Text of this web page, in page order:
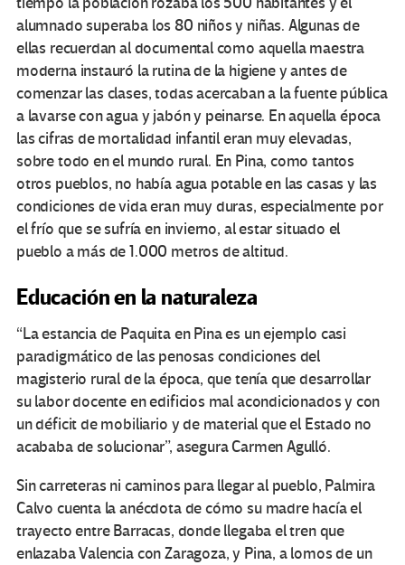
alumnado superaba los 80 niños y niñas. Algunas de
ellas recuerdan al documental como aquella maestra
moderna instauró la rutina de la higiene y antes de
comenzar las clases, todas acercaban a la fuente pública
a lavarse con agua y jabón y peinarse. En aquella época
las cifras de mortalidad infantil eran muy elevadas,
sobre todo en el mundo rural. En Pina, como tantos
otros pueblos, no había agua potable en las casas y las
condiciones de vida eran muy duras, especialmente por
el frío que se sufría en invierno, al estar situado el
pueblo a más de 1.000 metros de altitud.
Educación en la naturaleza
“La estancia de Paquita en Pina es un ejemplo casi
paradigmático de las penosas condiciones del
magisterio rural de la época, que tenía que desarrollar
su labor docente en edificios mal acondicionados y con
un déficit de mobiliario y de material que el Estado no
acababa de solucionar”, asegura Carmen Agulló.
Sin carreteras ni caminos para llegar al pueblo, Palmira
Calvo cuenta la anécdota de cómo su madre hacía el
trayecto entre Barracas, donde llegaba el tren que
enlazaba Valencia con Zaragoza, y Pina, a lomos de un